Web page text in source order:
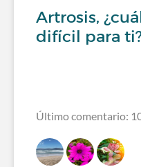
Artrosis,
difícil para
Último comentario: